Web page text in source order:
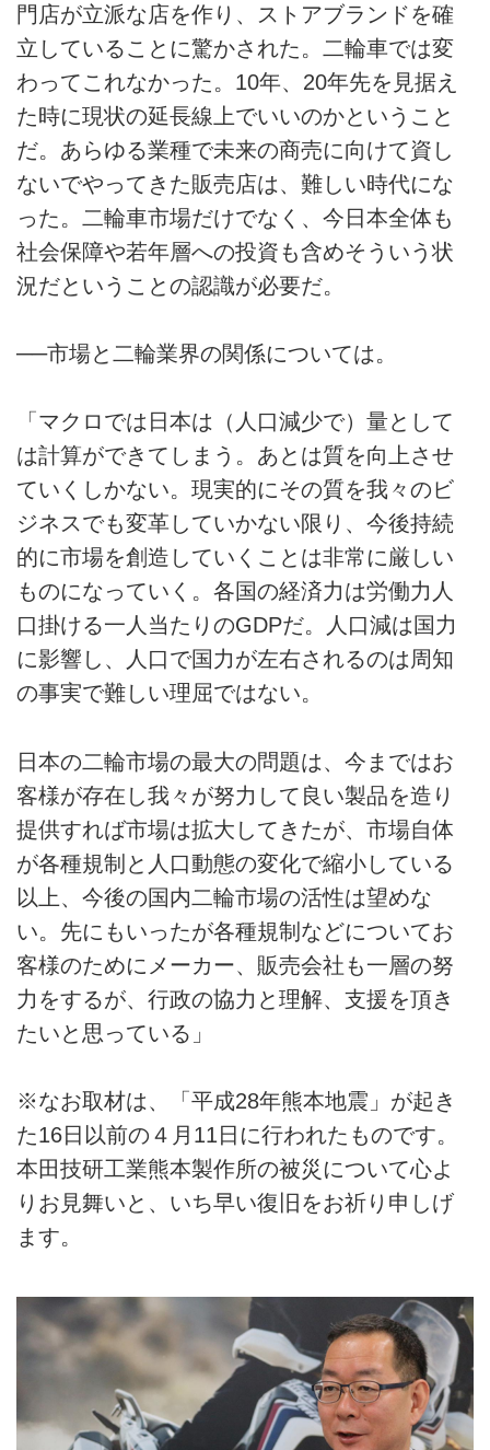
門店が立派な店を作り、ストアブランドを確
立していることに驚かされた。二輪車では変
わってこれなかった。10年、20年先を見据え
た時に現状の延長線上でいいのかということ
だ。あらゆる業種で未来の商売に向けて資し
ないでやってきた販売店は、難しい時代にな
った。二輪車市場だけでなく、今日本全体も
社会保障や若年層への投資も含めそういう状
況だということの認識が必要だ。
──市場と二輪業界の関係については。
「マクロでは日本は（人口減少で）量として
は計算ができてしまう。あとは質を向上させ
ていくしかない。現実的にその質を我々のビ
ジネスでも変革していかない限り、今後持続
的に市場を創造していくことは非常に厳しい
ものになっていく。各国の経済力は労働力人
口掛ける一人当たりのGDPだ。人口減は国力
に影響し、人口で国力が左右されるのは周知
の事実で難しい理屈ではない。
日本の二輪市場の最大の問題は、今まではお
客様が存在し我々が努力して良い製品を造り
提供すれば市場は拡大してきたが、市場自体
が各種規制と人口動態の変化で縮小している
以上、今後の国内二輪市場の活性は望めな
い。先にもいったが各種規制などについてお
客様のためにメーカー、販売会社も一層の努
力をするが、行政の協力と理解、支援を頂き
たいと思っている」
※なお取材は、「平成28年熊本地震」が起き
た16日以前の４月11日に行われたものです。
本田技研工業熊本製作所の被災について心よ
りお見舞いと、いち早い復旧をお祈り申しげ
ます。